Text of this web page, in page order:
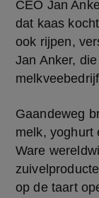
CEO Jan
dat kaas
ook rijpen,
Jan Anker,
Gaandeweg
melk, yoghurt
Ware
op de taart